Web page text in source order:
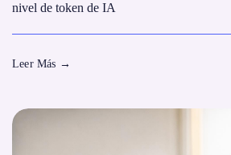
nivel de token de IA
Leer Más →